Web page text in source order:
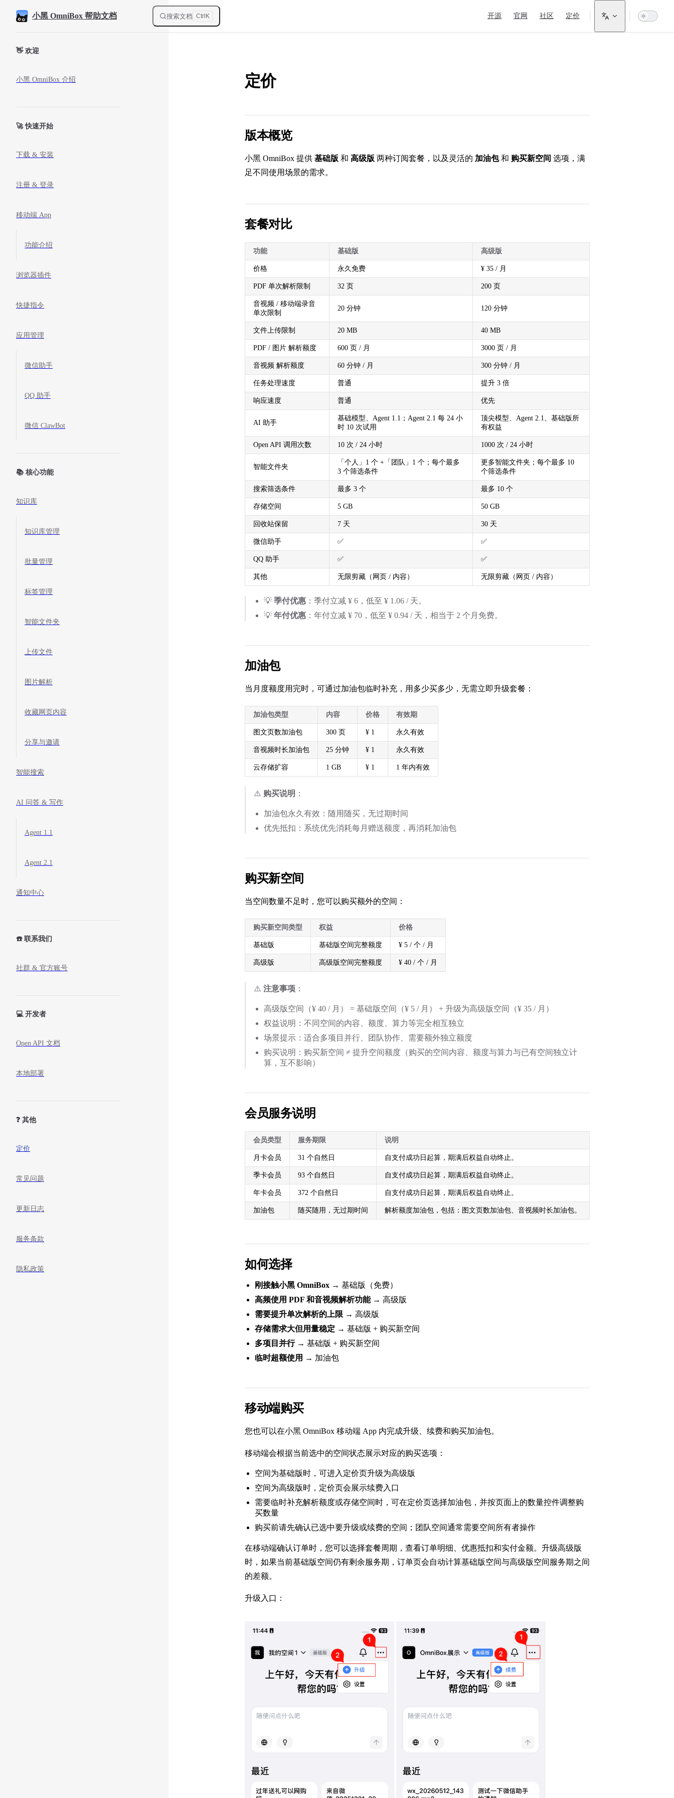
Skip to content
小黑 OmniBox 帮助文档 搜索文档 Ctrl K 开源 官网 社区 定价
👋 欢迎
小黑 OmniBox 介绍
🚀 快速开始
下载 & 安装
注册 & 登录
移动端 App
功能介绍
浏览器插件
快捷指令
应用管理
微信助手
QQ 助手
微信 ClawBot
📚 核心功能
知识库
知识库管理
批量管理
标签管理
智能文件夹
上传文件
图片解析
收藏网页内容
分享与邀请
智能搜索
AI 问答 & 写作
Agent 1.1
Agent 2.1
通知中心
☎️ 联系我们
社群 & 官方账号
💻 开发者
Open API 文档
本地部署
❓ 其他
定价
常见问题
更新日志
服务条款
隐私政策
定价
版本概览
小黑 OmniBox 提供 基础版 和 高级版 两种订阅套餐，以及灵活的 加油包和 购买新空间 选项，满
足不同使用场景的需求。
套餐对比
功能 基础版 高级版
价格 永久免费 ¥ 35 / 月
PDF 单次解析限制 32 页 200 页
音视频 / 移动端录音
单次限制
20 分钟 120 分钟
文件上传限制 20 MB 40 MB
PDF / 图片 解析额度 600 页 / 月 3000 页 / 月
音视频 解析额度 60 分钟 / 月 300 分钟 / 月
任务处理速度 普通 提升 3 倍
响应速度 普通 优先
AI 助手
基础模型、Agent 1.1；Agent 2.1 每 24 小
时 10 次试用
顶尖模型、Agent 2.1、基础版所
有权益
Open API 调用次数 10 次 / 24 小时 1000 次 / 24 小时
智能文件夹
「个人」1 个 +「团队」1 个；每个最多
3 个筛选条件
更多智能文件夹；每个最多 10
个筛选条件
搜索筛选条件 最多 3 个 最多 10 个
存储空间 5 GB 50 GB
回收站保留 7 天 30 天
微信助手 ✅ ✅
QQ 助手 ✅ ✅
其他 无限剪藏（网页 / 内容） 无限剪藏（网页 / 内容）
💡 季付优惠 ：季付立减 ¥ 6，低至 ¥ 1.06 / 天。
💡 年付优惠 ：年付立减 ¥ 70，低至 ¥ 0.94 / 天，相当于 2 个月免费。
加油包
当月度额度用完时，可通过加油包临时补充，用多少买多少，无需立即升级套餐：
加油包类型 内容 价格 有效期
图文页数加油包 300 页 ¥ 1 永久有效
音视频时长加油包 25 分钟 ¥ 1 永久有效
云存储扩容 1 GB ¥ 1 1 年内有效
⚠️ 购买说明 ：
加油包永久有效：随用随买，无过期时间
优先抵扣：系统优先消耗每月赠送额度，再消耗加油包
购买新空间
当空间数量不足时，您可以购买额外的空间：
购买新空间类型 权益 价格
基础版 基础版空间完整额度 ¥ 5 / 个 / 月
高级版 高级版空间完整额度 ¥ 40 / 个 / 月
⚠️ 注意事项 ：
高级版空间（¥ 40 / 月） = 基础版空间（¥ 5 / 月） + 升级为高级版空间（¥ 35 / 月）
权益说明：不同空间的内容、额度、算力等完全相互独立
场景提示：适合多项目并行、团队协作、需要额外独立额度
购买说明：购买新空间 ≠ 提升空间额度（购买的空间内容、额度与算力与已有空间独立计
算，互不影响）
会员服务说明
会员类型 服务期限 说明
月卡会员 31 个自然日 自支付成功日起算，期满后权益自动终止。
季卡会员 93 个自然日 自支付成功日起算，期满后权益自动终止。
年卡会员 372 个自然日 自支付成功日起算，期满后权益自动终止。
加油包 随买随用，无过期时间 解析额度加油包，包括：图文页数加油包、音视频时长加油包。
如何选择
刚接触小黑 OmniBox → 基础版（免费）
高频使用 PDF 和音视频解析功能→ 高级版
需要提升单次解析的上限 → 高级版
存储需求大但用量稳定 → 基础版 + 购买新空间
多项目并行→ 基础版 + 购买新空间
临时超额使用 → 加油包
移动端购买
您也可以在小黑 OmniBox 移动端 App 内完成升级、续费和购买加油包。
移动端会根据当前选中的空间状态展示对应的购买选项：
空间为基础版时，可进入定价页升级为高级版
空间为高级版时，定价页会展示续费入口
需要临时补充解析额度或存储空间时，可在定价页选择加油包，并按页面上的数量控件调整购
买数量
购买前请先确认已选中要升级或续费的空间；团队空间通常需要空间所有者操作
在移动端确认订单时，您可以选择套餐周期，查看订单明细、优惠抵扣和实付金额。升级高级版
时，如果当前基础版空间仍有剩余服务期，订单页会自动计算基础版空间与高级版空间服务期之间
的差额。
升级入口：